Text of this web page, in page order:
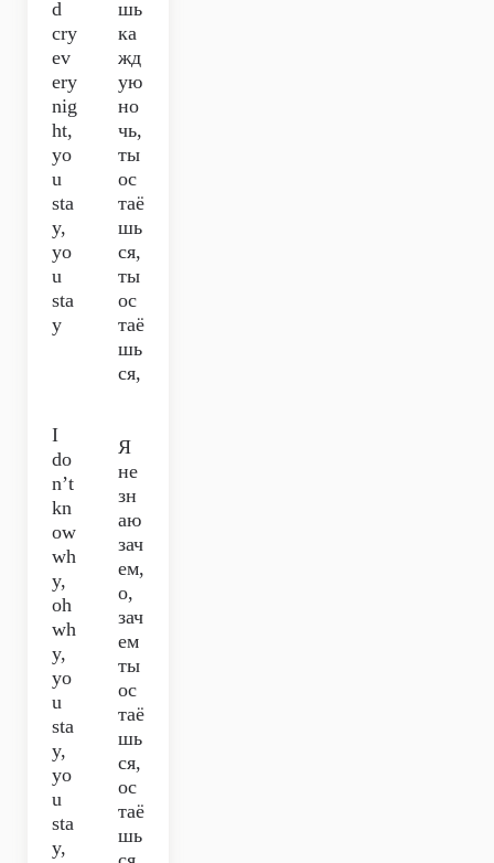
d
cry
ev
ery
nig
ht,
yo
u
sta
y,
yo
u
sta
y
шь
ка
жд
ую
но
чь,
ты
ос
таё
шь
ся,
ты
ос
таё
шь
ся,
I
do
n’t
kn
ow
wh
y,
oh
wh
y,
yo
u
sta
y,
yo
u
sta
y,
Я
не
зн
аю
зач
ем,
о,
зач
ем
ты
ос
таё
шь
ся,
ос
таё
шь